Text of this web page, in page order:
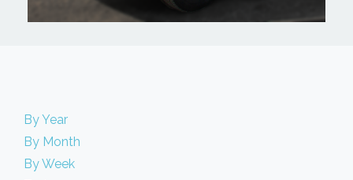
By Year
By Month
By Week